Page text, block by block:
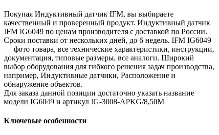
Покупая Индуктивный датчик IFM, вы выбираете
качественный и проверенный продукт. Индуктивный датчик
IFM IG6049 по ценам производителя с доставкой по России.
Сроки поставки от нескольких дней, до 6 недель. IFM IG6049
— фото товара, все технические характеристики, инструкции,
документация, типовые размеры, все аналоги. Широкий
выбор оборудования для гибкого решения задач производства,
например, Индуктивные датчики, Расположение и
обнаружение объектов.
Для заказа данной позиции достаточно указать название
модели IG6049 и артикул IG-3008-APKG/8,50M
Ключевые особенности